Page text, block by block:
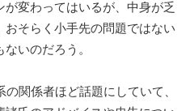
変わってはいるが、中身が乏
おそらく小手先の問題ではない
いのだろう。
関係者ほど話題にしていて、